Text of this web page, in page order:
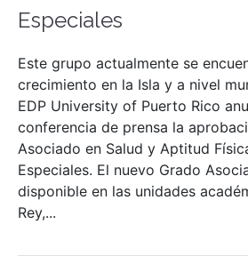
Especiales
Este grupo actualmente se
crecimiento en la Isla y a nivel
EDP University of Puerto Rico
conferencia de prensa la
Asociado en Salud y Aptitud
Especiales. El nuevo Grado
disponible en las unidades
Rey,...